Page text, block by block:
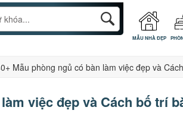
MẪU NHÀ ĐẸP
Mẫu phòng ngủ có bàn làm việc đẹp và
việc đẹp và Cách bố trí